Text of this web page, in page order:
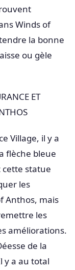
Winds of
la bonne
ou gèle
ET
Village, il y a
flèche bleue
cette statue
les
Anthos, mais
les
améliorations.
de la
y a au total